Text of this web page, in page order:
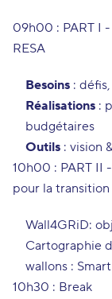
09h00 : PART I
RESA
Besoins :
Réalisations :
budgétaires
Outils : vision
10h00 : PART II
pour la
Wall4GRiD:
Cartographie
wallons :
10h30 : Break